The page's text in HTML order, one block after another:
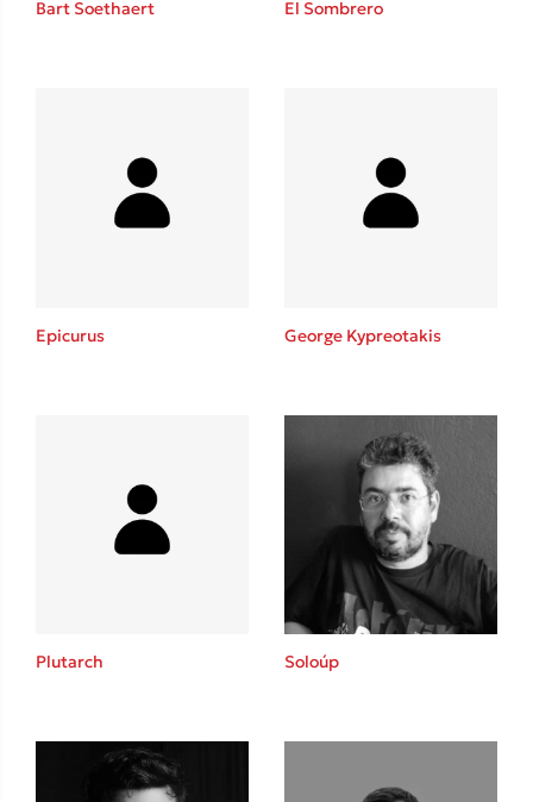
Playlist
Το λεξικό της ζωής σου
Bart Soethaert El Sombrero
Epicurus George Kypreotakis
Plutarch Soloúp